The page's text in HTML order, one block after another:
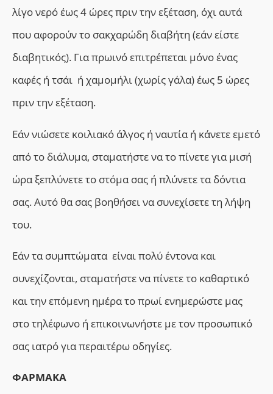
λίγο νερό έως 4 ώρες πριν την εξέταση, όχι αυτά
που αφορούν το σακχαρώδη διαβήτη (εάν είστε
διαβητικός). Για πρωινό επιτρέπεται μόνο ένας
καφές ή τσάι ή χαμομήλι (χωρίς γάλα) έως 5 ώρες
πριν την εξέταση.
Εάν νιώσετε κοιλιακό άλγος ή ναυτία ή κάνετε εμετό
από το διάλυμα, σταματήστε να το πίνετε για μισή
ώρα ξεπλύνετε το στόμα σας ή πλύνετε τα δόντια
σας. Αυτό θα σας βοηθήσει να συνεχίσετε τη λήψη
του.
Εάν τα συμπτώματα είναι πολύ έντονα και
συνεχίζονται, σταματήστε να πίνετε το καθαρτικό
και την επόμενη ημέρα το πρωί ενημερώστε μας
στο τηλέφωνο ή επικοινωνήστε με τον προσωπικό
σας ιατρό για περαιτέρω οδηγίες.
ΦΑΡΜΑΚΑ